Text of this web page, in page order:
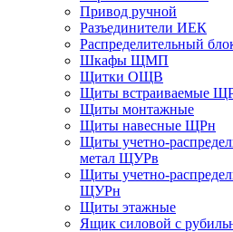
Привод ручной
Разъединители ИЕК
Распределительный
Шкафы ЩМП
Щитки ОЩВ
Щиты встраиваемые
Щиты монтажные
Щиты навесные ЩРн
Щиты учетно-
метал ЩУРв
Щиты учетно-
ЩУРн
Щиты этажные
Ящик силовой с